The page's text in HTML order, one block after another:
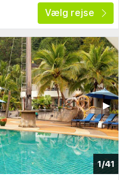
Vælg rejse
1/41
▶︎